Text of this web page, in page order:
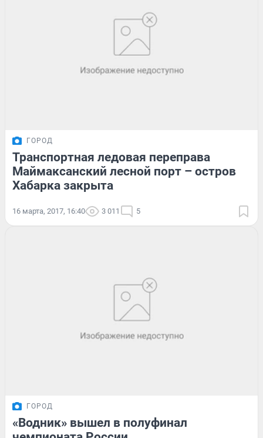
ГОРОД
Транспортная ледовая переправа
Маймаксанский лесной порт – остров
Хабарка закрыта
16 марта, 2017, 16:40 3 011 5
ГОРОД
«Водник» вышел в полуфинал